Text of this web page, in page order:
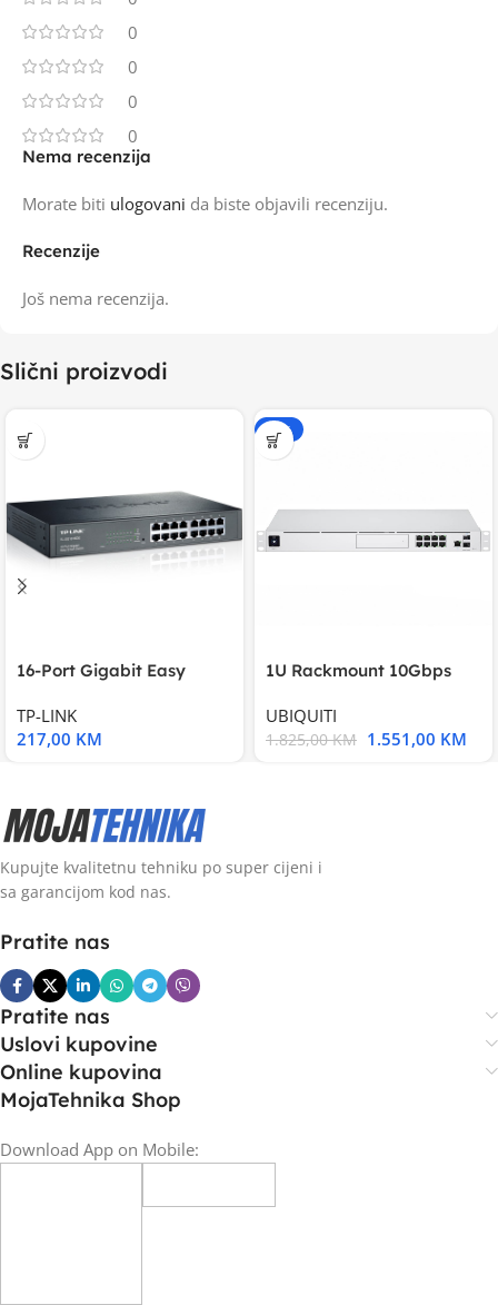
0
0
0
0
Recenzije
Još nema recenzija.
Nema recenzija
Morate biti ulogovani da biste objavili recenziju.
Slični proizvodi
16-Port Gigabit Easy
TP-LINK
217,00 KM
-15%
1U Rackmount 10Gbps
UBIQUITI
1.825,00KM 1.551,00 KM
Kupujte kvalitetnu tehniku po super cijeni i
sa garancijom kod nas.
Pratite nas
Pratite nas
Uslovi kupovine
Online kupovina
MojaTehnika Shop
Download App on Mobile: